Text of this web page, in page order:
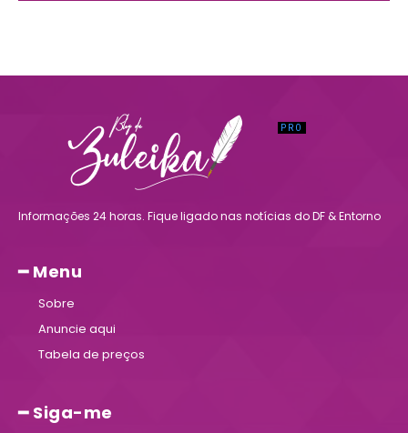
Informações 24 horas. Fique ligado nas notícias do DF & Entorno
━ Menu
Sobre
Anuncie aqui
Tabela de preços
━ Siga-me